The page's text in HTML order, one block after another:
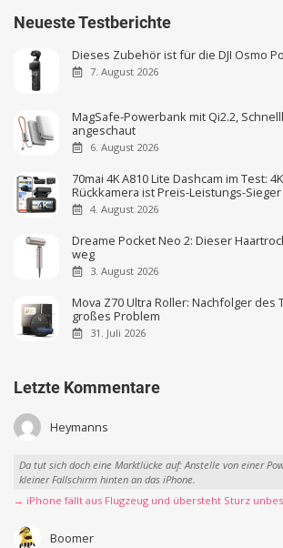
Neueste Testberichte
Dieses Zubehör ist für die DJI Osmo
7. August 2026
MagSafe-Powerbank mit Qi2.2,
angeschaut
6. August 2026
70mai 4K A810 Lite Dashcam im Test:
Rückkamera ist Preis-Leistungs-Sieger
4. August 2026
Dreame Pocket Neo 2: Dieser
weg
3. August 2026
Mova Z70 Ultra Roller: Nachfolger des
großes Problem
31. Juli 2026
Letzte Kommentare
Heymanns
Da tut sich doch eine Marktlücke auf: Anstelle von einer
kleiner Fallschirm hinten an das iPhone.
→ iPhone fällt aus Flugzeug und übersteht Sturz
Boomer